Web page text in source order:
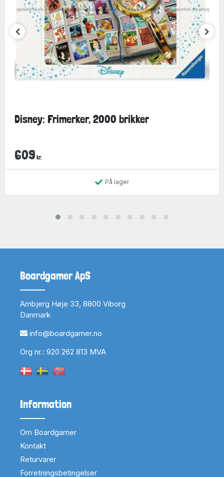
Disney: Frimerker, 2000 brikker
609 kr.
På lager
Boardgamer ApS
Arnbjerg Høje 33, 8800 Viborg
Danmark
info@boardgamer.no
Org nr.: 920 262 813 MVA
Information
Om Boardgamer
Kontakt
Returvarer
Forretningsbetingelser